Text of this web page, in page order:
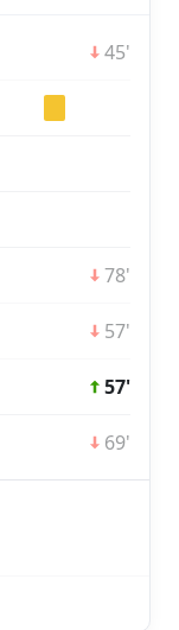
45'
78'
57'
57'
69'